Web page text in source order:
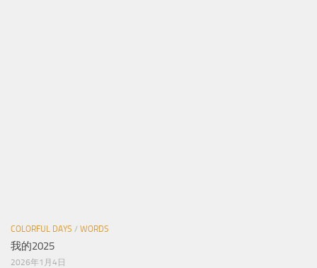
COLORFUL DAYS / WORDS
我的2025
2026年1月4日